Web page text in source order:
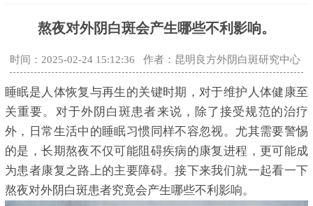
熬夜对外阴白斑会产生哪些不利影响。
时间：2025-02-24 15:12:36 作者：昆明良方外阴白斑研究中心
睡眠是人体恢复与再生的关键时期，对于维护人体健康至
关重要。对于外阴白斑患者来说，除了接受规范的治疗
外，日常生活中的睡眠习惯同样不容忽视。尤其需要警惕
的是，长期熬夜不仅可能阻碍疾病的康复进程，更可能成
为患者康复之路上的主要障碍。接下来我们就一起看一下
熬夜对外阴白斑患者究竟会产生哪些不利影响。